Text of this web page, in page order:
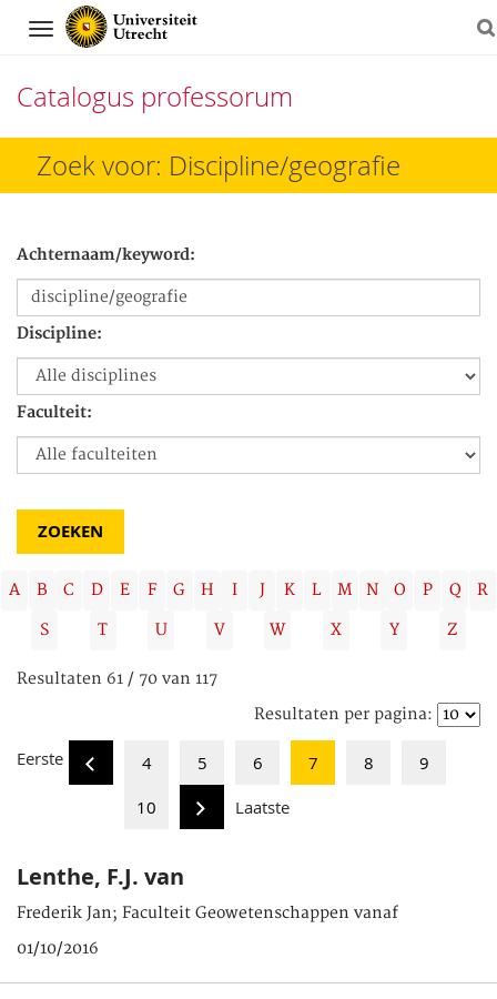
Navigation
Catalogus professorum
Direct
naar
inhoud
Zoek voor: Discipline/geografie
Achternaam/keyword:
Discipline:
Faculteit:
A B C D E F G H I J K L M N O P Q
R
S
T U V W X Y Z
Resultaten 61 / 70 van 117
Resultaten per pagina:
Eerste 4 5 6 7 8
9
10
Laatste
Lenthe, F.J. van
Frederik Jan; Faculteit Geowetenschappen vanaf
01/10/2016